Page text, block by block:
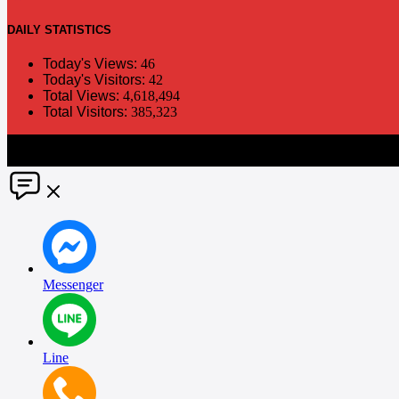
DAILY STATISTICS
Today's Views: 46
Today's Visitors: 42
Total Views: 4,618,494
Total Visitors: 385,323
Messenger
Line